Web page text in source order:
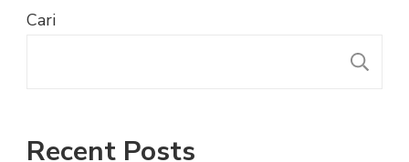
Cari
Recent Posts